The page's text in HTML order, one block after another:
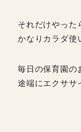
それだけやった
かなりカラダ使
毎日の保育園の
途端にエクササ